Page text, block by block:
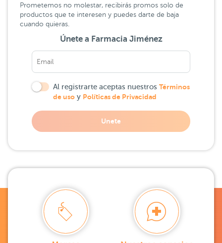
Prometemos no molestar, recibirás promos solo de
productos que te interesen y puedes darte de baja
cuando quieras.
Únete a Farmacia Jiménez
Al registrarte aceptas nuestros Términos
de uso y Políticas de Privacidad
Unete